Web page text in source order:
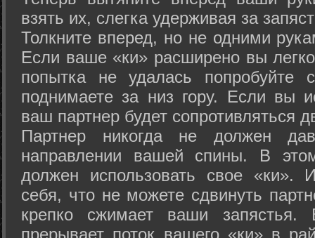
взять их, слегка удерживая за
Толкните вперед, но не одними
Если ваше «ки» расширено вы
попытка не удалась попробуйте
поднимаете за низ гору. Если вы
ваш партнер будет сопротивляться
Партнер никогда не должен
направлении вашей спины. В
должен использовать свое «ки».
себя, что не можете сдвинуть
крепко сжимает ваши запястья.